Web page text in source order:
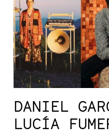
DANIEL
LUCÍA